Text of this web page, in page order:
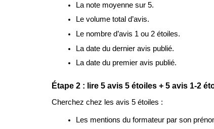
La note moyenne sur 5.
Le volume total d’avis.
Le nombre d’avis 1 ou 2 étoiles.
La date du dernier avis publié.
La date du premier avis publié.
Étape 2 : lire 5 avis 5 étoiles + 5 avis 1-2
Cherchez chez les avis 5 étoiles :
Les mentions du formateur par son